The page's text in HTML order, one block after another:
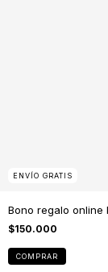
ENVÍO GRATIS
Bono regalo online
$150.000
COMPRAR